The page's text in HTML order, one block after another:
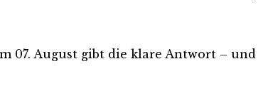
07. August gibt die klare Antwort – und